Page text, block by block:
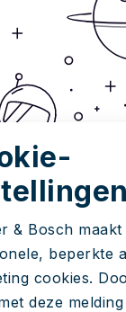
& Bosch
beperkte
cookies.
deze